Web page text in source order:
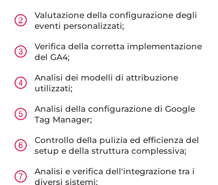
Valutazione della configurazione degli
eventi personalizzati;
Verifica della corretta implementazione
del GA4;
Analisi dei modelli di attribuzione
utilizzati;
Analisi della configurazione di Google
Tag Manager;
Controllo della pulizia ed efficienza del
setup e della struttura complessiva;
Analisi e verifica dell'integrazione tra i
diversi sistemi;